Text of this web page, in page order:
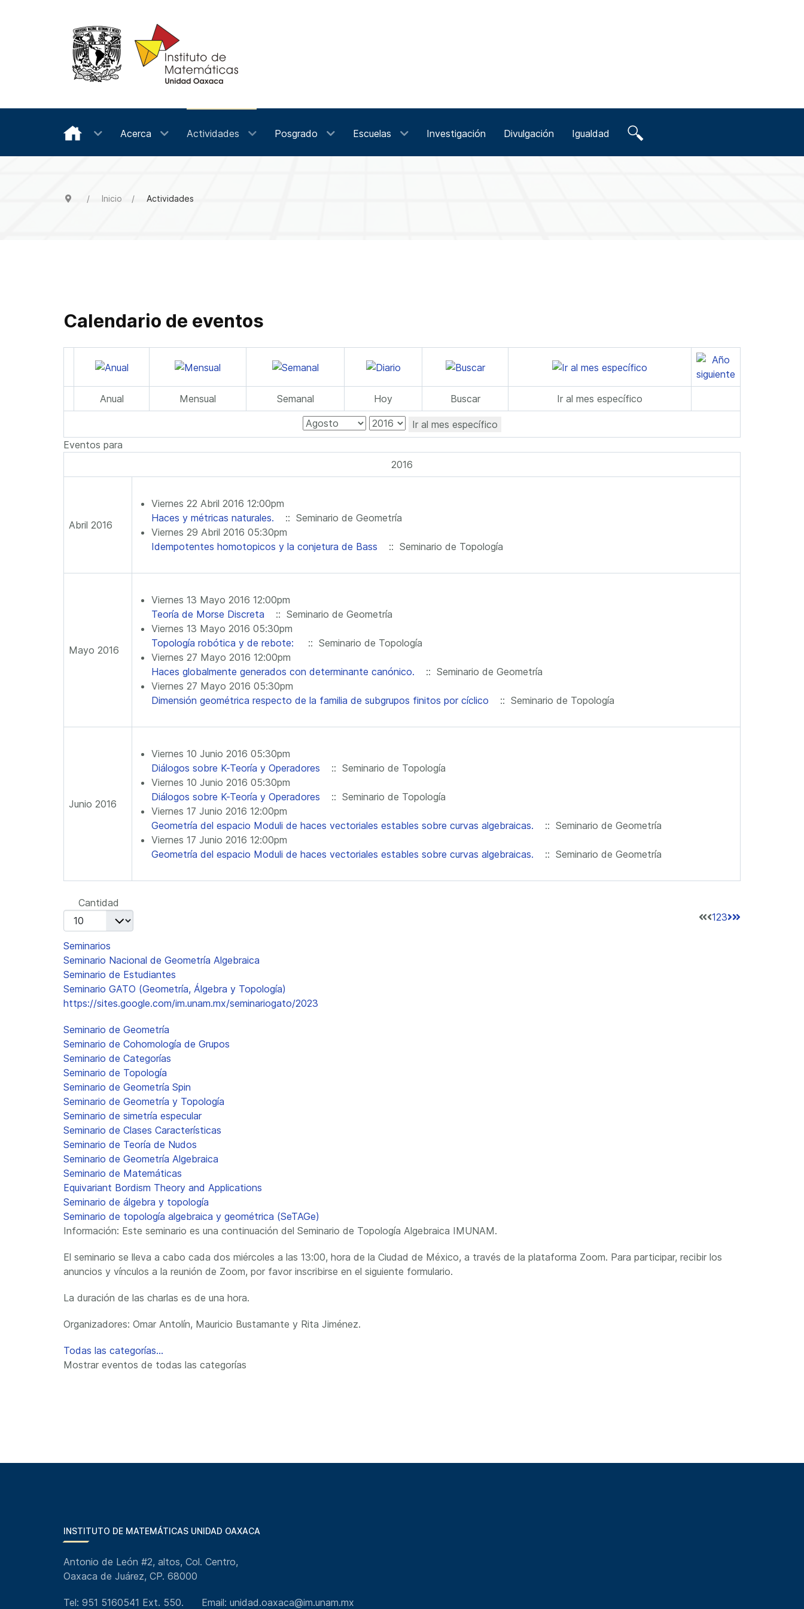
Acerca Actividades Posgrado Escuelas Investigación Divulgación Igualdad
Inicio Actividades
Calendario de eventos
Anual Mensual Semanal Hoy Buscar Ir al mes específico
Ir al mes específico
Eventos para
2016
Abril 2016
Viernes 22 Abril 2016 12:00pm
Haces y métricas naturales.
:: Seminario de Geometría
Viernes 29 Abril 2016 05:30pm
Idempotentes homotopicos y la conjetura de Bass
:: Seminario de Topología
Mayo 2016
Viernes 13 Mayo 2016 12:00pm
Teoría de Morse Discreta
:: Seminario de Geometría
Viernes 13 Mayo 2016 05:30pm
Topología robótica y de rebote:
:: Seminario de Topología
Viernes 27 Mayo 2016 12:00pm
Haces globalmente generados con determinante canónico.
:: Seminario de Geometría
Viernes 27 Mayo 2016 05:30pm
Dimensión geométrica respecto de la familia de subgrupos finitos por cíclico
:: Seminario de Topología
Junio 2016
Viernes 10 Junio 2016 05:30pm
Diálogos sobre K-Teoría y Operadores
:: Seminario de Topología
Viernes 10 Junio 2016 05:30pm
Diálogos sobre K-Teoría y Operadores
:: Seminario de Topología
Viernes 17 Junio 2016 12:00pm
Geometría del espacio Moduli de haces vectoriales estables sobre curvas algebraicas.
:: Seminario de Geometría
Viernes 17 Junio 2016 12:00pm
Geometría del espacio Moduli de haces vectoriales estables sobre curvas algebraicas.
:: Seminario de Geometría
Lista de límites de paginación
Cantidad
123
Seminarios
Seminario Nacional de Geometría Algebraica
Seminario de Estudiantes
Seminario GATO (Geometría, Álgebra y Topología)
https://sites.google.com/im.unam.mx/seminariogato/2023
Seminario de Geometría
Seminario de Cohomología de Grupos
Seminario de Categorías
Seminario de Topología
Seminario de Geometría Spin
Seminario de Geometría y Topología
Seminario de simetría especular
Seminario de Clases Características
Seminario de Teoría de Nudos
Seminario de Geometría Algebraica
Seminario de Matemáticas
Equivariant Bordism Theory and Applications
Seminario de álgebra y topología
Seminario de topología algebraica y geométrica (SeTAGe)
Información: Este seminario es una continuación del Seminario de Topología Algebraica IMUNAM.
El seminario se lleva a cabo cada dos miércoles a las 13:00, hora de la Ciudad de México, a través de la plataforma Zoom. Para participar, recibir los
anuncios y vínculos a la reunión de Zoom, por favor inscribirse en el siguiente formulario.
La duración de las charlas es de una hora.
Organizadores: Omar Antolín, Mauricio Bustamante y Rita Jiménez.
Todas las categorías...
Mostrar eventos de todas las categorías
INSTITUTO DE MATEMÁTICAS UNIDAD OAXACA
Antonio de León #2, altos, Col. Centro,
Oaxaca de Juárez, CP. 68000
Tel: 951 5160541 Ext. 550. Email: unidad.oaxaca@im.unam.mx